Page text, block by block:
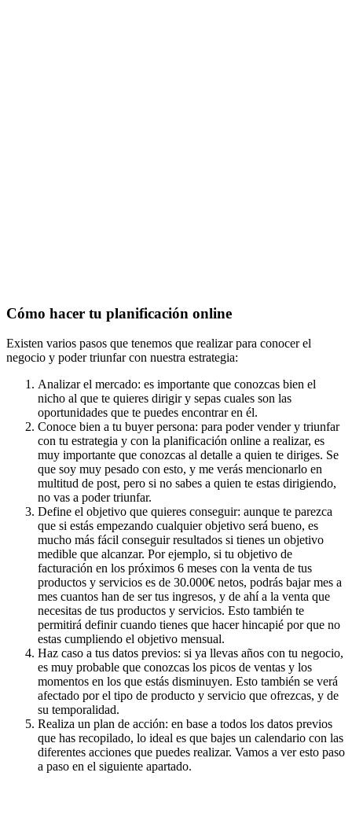
Cómo hacer tu planificación online
Existen varios pasos que tenemos que realizar para conocer el
negocio y poder triunfar con nuestra estrategia:
Analizar el mercado: es importante que conozcas bien el
nicho al que te quieres dirigir y sepas cuales son las
oportunidades que te puedes encontrar en él.
Conoce bien a tu buyer persona: para poder vender y triunfar
con tu estrategia y con la planificación online a realizar, es
muy importante que conozcas al detalle a quien te diriges. Se
que soy muy pesado con esto, y me verás mencionarlo en
multitud de post, pero si no sabes a quien te estas dirigiendo,
no vas a poder triunfar.
Define el objetivo que quieres conseguir: aunque te parezca
que si estás empezando cualquier objetivo será bueno, es
mucho más fácil conseguir resultados si tienes un objetivo
medible que alcanzar. Por ejemplo, si tu objetivo de
facturación en los próximos 6 meses con la venta de tus
productos y servicios es de 30.000€ netos, podrás bajar mes a
mes cuantos han de ser tus ingresos, y de ahí a la venta que
necesitas de tus productos y servicios. Esto también te
permitirá definir cuando tienes que hacer hincapié por que no
estas cumpliendo el objetivo mensual.
Haz caso a tus datos previos: si ya llevas años con tu negocio,
es muy probable que conozcas los picos de ventas y los
momentos en los que estás disminuyen. Esto también se verá
afectado por el tipo de producto y servicio que ofrezcas, y de
su temporalidad.
Realiza un plan de acción: en base a todos los datos previos
que has recopilado, lo ideal es que bajes un calendario con las
diferentes acciones que puedes realizar. Vamos a ver esto paso
a paso en el siguiente apartado.